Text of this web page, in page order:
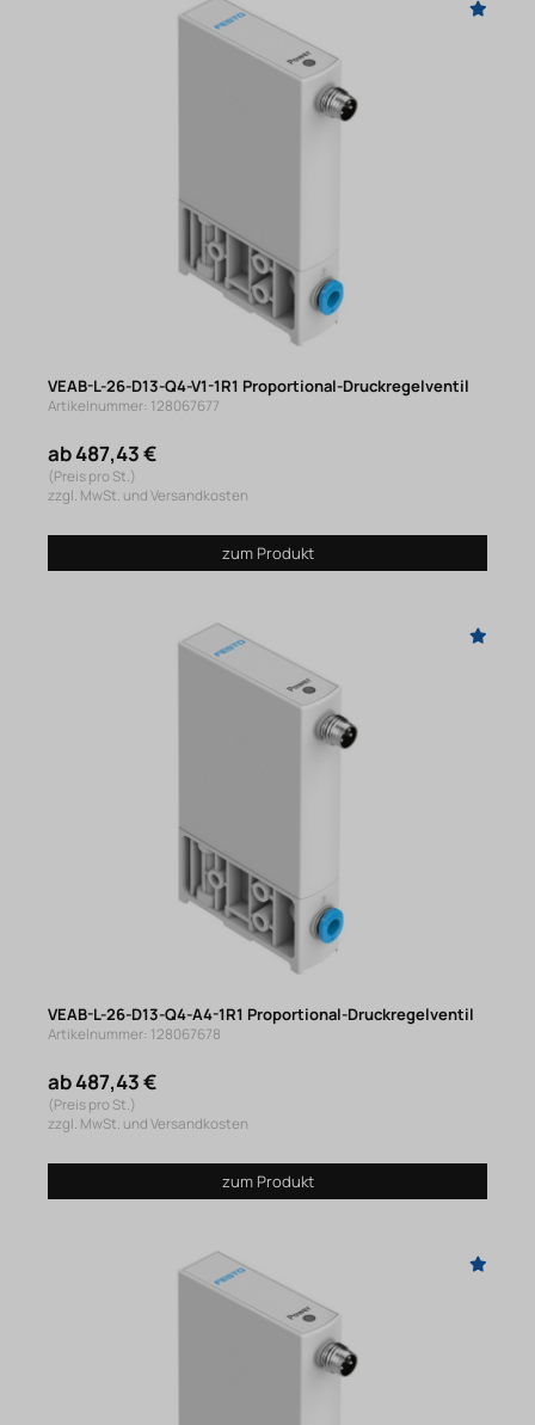
VEAB-L-26-D13-Q4-V1-1R1 Proportional-Druckregelventil
Artikelnummer: 128067677
ab 487,43 €
(Preis pro St.)
zzgl. MwSt. und Versandkosten
zum Produkt
VEAB-L-26-D13-Q4-A4-1R1 Proportional-Druckregelventil
Artikelnummer: 128067678
ab 487,43 €
(Preis pro St.)
zzgl. MwSt. und Versandkosten
zum Produkt